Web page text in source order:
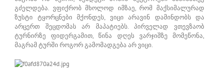
გძელდება. ვფიქრობ მხოლოდ იმზაე, რომ მაქსიმალურად
ზუსტი ტყორცნები მქონდეს, ვიცი არავინ დამინდობს და
არცერთ შეცდომას არ მაპატიებს. პირველად ვთევზაობ
ტურნირზე ფიდერგამით, წინა დღეს ვარჯიშზე მომეწონა,
მაგრამ ტურში როგორ გამომადგება არ ვიცი.